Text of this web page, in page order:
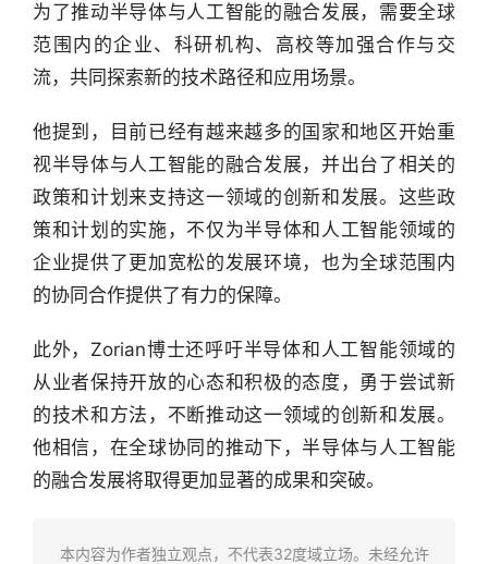
为了推动半导体与人工智能的融合发展，需要全球
范围内的企业、科研机构、高校等加强合作与交
流，共同探索新的技术路径和应用场景。
他提到，目前已经有越来越多的国家和地区开始重
视半导体与人工智能的融合发展，并出台了相关的
政策和计划来支持这一领域的创新和发展。这些政
策和计划的实施，不仅为半导体和人工智能领域的
企业提供了更加宽松的发展环境，也为全球范围内
的协同合作提供了有力的保障。
此外，Zorian博士还呼吁半导体和人工智能领域的
从业者保持开放的心态和积极的态度，勇于尝试新
的技术和方法，不断推动这一领域的创新和发展。
他相信，在全球协同的推动下，半导体与人工智能
的融合发展将取得更加显著的成果和突破。
本内容为作者独立观点，不代表32度域立场。未经允许